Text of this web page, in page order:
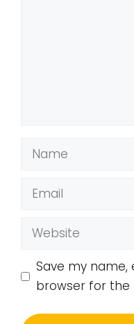
Name
Email
Website
Save my name,
browser for the